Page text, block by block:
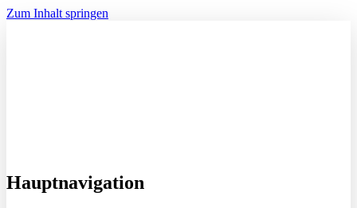
Zum Inhalt springen
Hauptnavigation